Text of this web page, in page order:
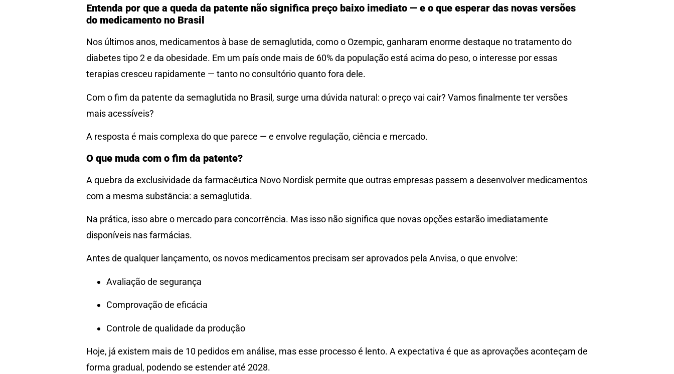
Entenda por que a queda da patente não significa preço baixo imediato — e o que esperar das novas versões
do medicamento no Brasil
Nos últimos anos, medicamentos à base de semaglutida, como o Ozempic, ganharam enorme destaque no tratamento do
diabetes tipo 2 e da obesidade. Em um país onde mais de 60% da população está acima do peso, o interesse por essas
terapias cresceu rapidamente — tanto no consultório quanto fora dele.
Com o fim da patente da semaglutida no Brasil, surge uma dúvida natural: o preço vai cair? Vamos finalmente ter versões
mais acessíveis?
A resposta é mais complexa do que parece — e envolve regulação, ciência e mercado.
O que muda com o fim da patente?
A quebra da exclusividade da farmacêutica Novo Nordisk permite que outras empresas passem a desenvolver medicamentos
com a mesma substância: a semaglutida.
Na prática, isso abre o mercado para concorrência. Mas isso não significa que novas opções estarão imediatamente
disponíveis nas farmácias.
Antes de qualquer lançamento, os novos medicamentos precisam ser aprovados pela Anvisa, o que envolve:
Avaliação de segurança
Comprovação de eficácia
Controle de qualidade da produção
Hoje, já existem mais de 10 pedidos em análise, mas esse processo é lento. A expectativa é que as aprovações aconteçam de
forma gradual, podendo se estender até 2028.